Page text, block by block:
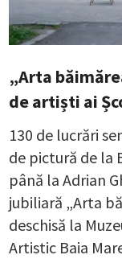
„Arta
de artiști ai
130 de lucrări
de pictură de la
până la Adrian
jubiliară „Arta
deschisă la
Artistic Baia